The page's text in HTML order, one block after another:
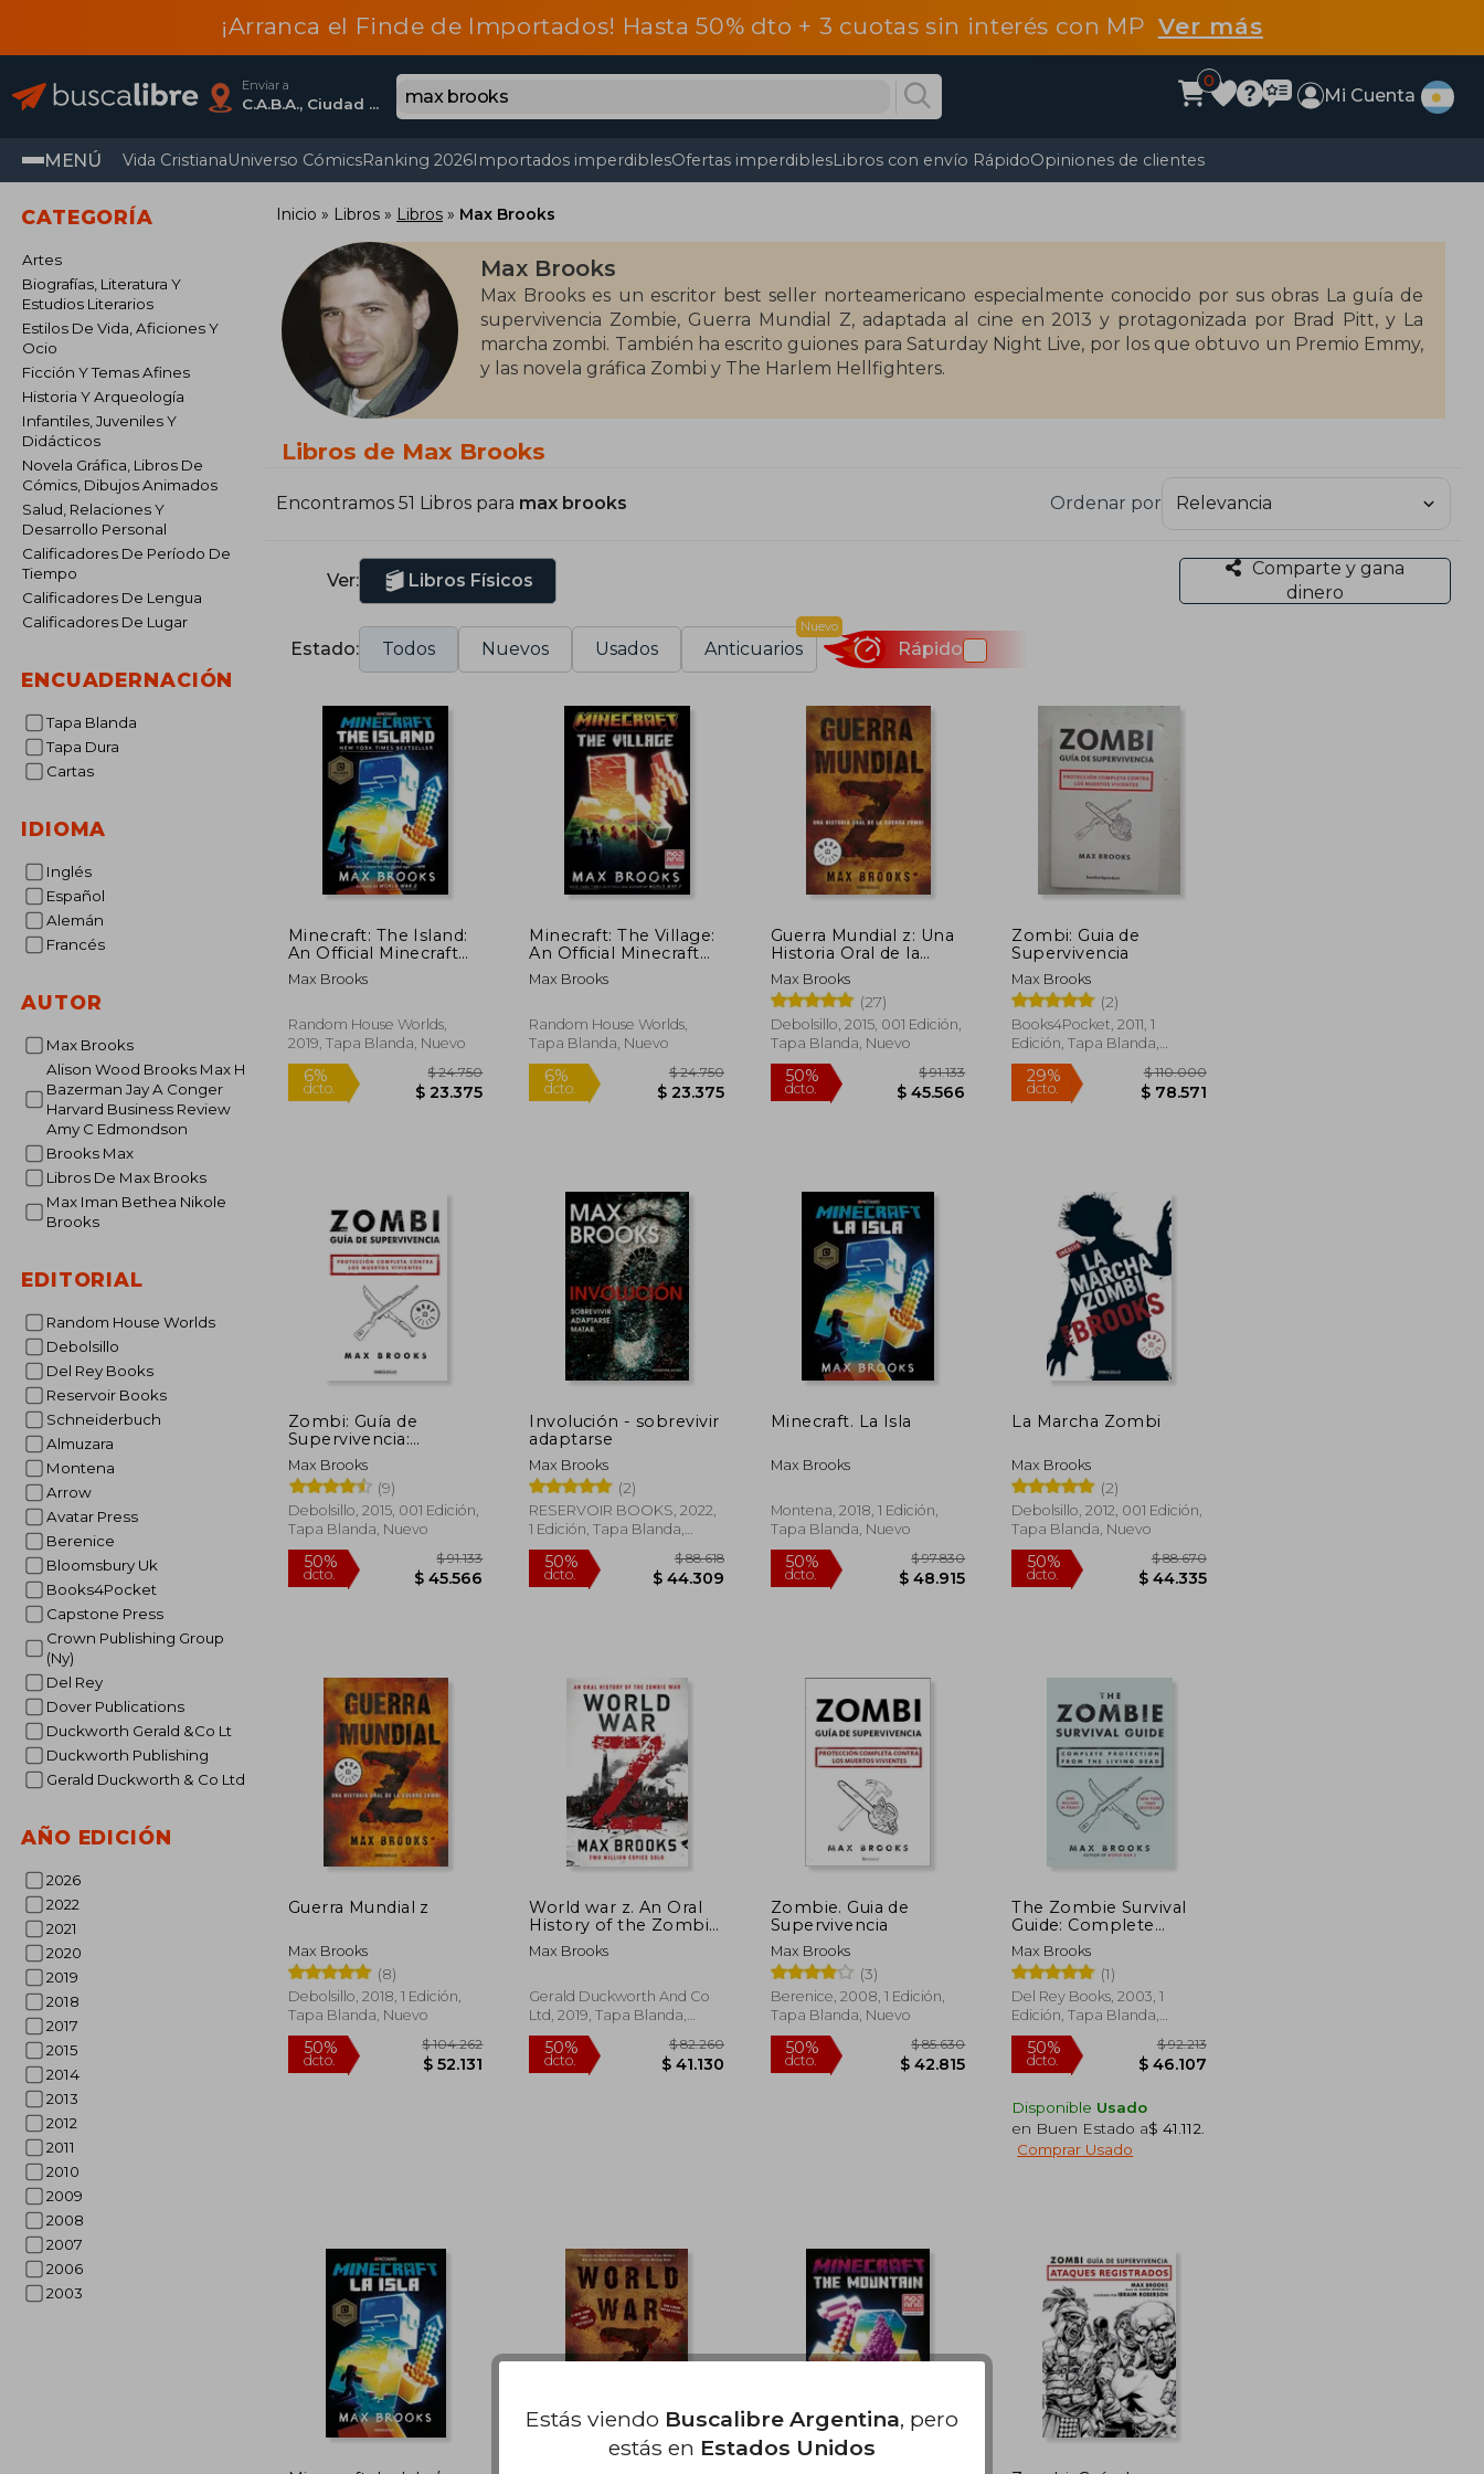
¡Arranca el Finde de Importados! Hasta 50% dto + 3 cuotas sin interés con MP Ver más
Enviar a
C.A.B.A., Ciudad Autónoma De Buenos Aires
0
Mi Cuenta
MENÚ Vida CristianaUniverso CómicsRanking 2026Importados imperdiblesOfertas imperdiblesLibros con envío RápidoOpiniones de clientes
CATEGORÍA
Artes
Biografías, Literatura Y
Estudios Literarios
Estilos De Vida, Aficiones Y
Ocio
Ficción Y Temas Afines
Historia Y Arqueología
Infantiles, Juveniles Y
Didácticos
Novela Gráfica, Libros De
Cómics, Dibujos Animados
Salud, Relaciones Y
Desarrollo Personal
Calificadores De Período De
Tiempo
Calificadores De Lengua
Calificadores De Lugar
ENCUADERNACIÓN
Tapa Blanda
Tapa Dura
Cartas
IDIOMA
Inglés
Español
Alemán
Francés
AUTOR
Max Brooks
Alison Wood Brooks Max H
Bazerman Jay A Conger
Harvard Business Review
Amy C Edmondson
Brooks Max
Libros De Max Brooks
Max Iman Bethea Nikole
Brooks
EDITORIAL
Random House Worlds
Debolsillo
Del Rey Books
Reservoir Books
Schneiderbuch
Almuzara
Montena
Arrow
Avatar Press
Berenice
Bloomsbury Uk
Books4Pocket
Capstone Press
Crown Publishing Group
(Ny)
Del Rey
Dover Publications
Duckworth Gerald &Co Lt
Duckworth Publishing
Gerald Duckworth & Co Ltd
AÑO EDICIÓN
2026
2022
2021
2020
2019
2018
2017
2015
2014
2013
2012
2011
2010
2009
2008
2007
2006
2003
Inicio Libros Libros Max Brooks
Max Brooks
Max Brooks es un escritor best seller norteamericano especialmente conocido por sus obras La guía de
supervivencia Zombie, Guerra Mundial Z, adaptada al cine en 2013 y protagonizada por Brad Pitt, y La
marcha zombi. También ha escrito guiones para Saturday Night Live, por los que obtuvo un Premio Emmy,
y las novela gráfica Zombi y The Harlem Hellfighters.
Libros de Max Brooks
Encontramos 51 Libros para max brooks Ordenar por
Ver: Libros Físicos
Comparte y gana
dinero
Estado: Todos Nuevos Usados Anticuarios
Nuevo
Rápido
Minecraft: The Island:
An Official Minecraft
Novel (en Inglés)
Max Brooks
Random House Worlds,
2019, Tapa Blanda, Nuevo
dcto.
Minecraft: The Village:
An Official Minecraft
Novel (en Inglés)
Max Brooks
Random House Worlds,
Tapa Blanda, Nuevo
6%
dcto.
$ 24.750
Guerra Mundial z: Una
Historia Oral de la
Guerra Zombi
Max Brooks
(27)
Debolsillo, 2015, 001 Edición,
Tapa Blanda, Nuevo
50%
dcto. $ 45.566
Zombi: Guia de
Supervivencia
Max Brooks
(2)
Books4Pocket, 2011, 1
Edición, Tapa Blanda,
Usado
29%
dcto.
Zombi: Guía de
Supervivencia:
Protección Completa
Contra los Muertos
Vivientes
Max Brooks
(9)
Debolsillo, 2015, 001 Edición,
Tapa Blanda, Nuevo
50%
dcto.
Involución - sobrevivir
adaptarse
Max Brooks
(2)
RESERVOIR BOOKS, 2022,
1 Edición, Tapa Blanda,
Nuevo
50%
dcto.
Minecraft. La Isla
Max Brooks
Montena, 2018, 1 Edición,
Tapa Blanda, Nuevo
50%
dcto.
$ 97.830
$ 48.915
La Marcha Zombi
Max Brooks
(2)
Debolsillo, 2012, 001 Edición,
Tapa Blanda, Nuevo
50%
dcto.
Guerra Mundial z
Max Brooks
(8)
Debolsillo, 2018, 1 Edición,
Tapa Blanda, Nuevo
50%
dcto.
World war z. An Oral
History of the Zombie
war (en Inglés)
Max Brooks
Gerald Duckworth And Co
Ltd, 2019, Tapa Blanda,
Nuevo
50%
dcto.
Zombie. Guia de
Supervivencia
Max Brooks
(3)
Berenice, 2008, 1 Edición,
Tapa Blanda, Nuevo
50%
dcto.
$ 85.630
$ 42.815
The Zombie Survival
Guide: Complete
Protection from the
Living Dead (en Inglés)
Max Brooks
(1)
Del Rey Books, 2003, 1
Edición, Tapa Blanda,
Nuevo
50%
dcto.
Disponible Usado
en Buen Estado a$ 41.112
Comprar Usado
Estás viendo Buscalibre Argentina, pero
estás en Estados Unidos